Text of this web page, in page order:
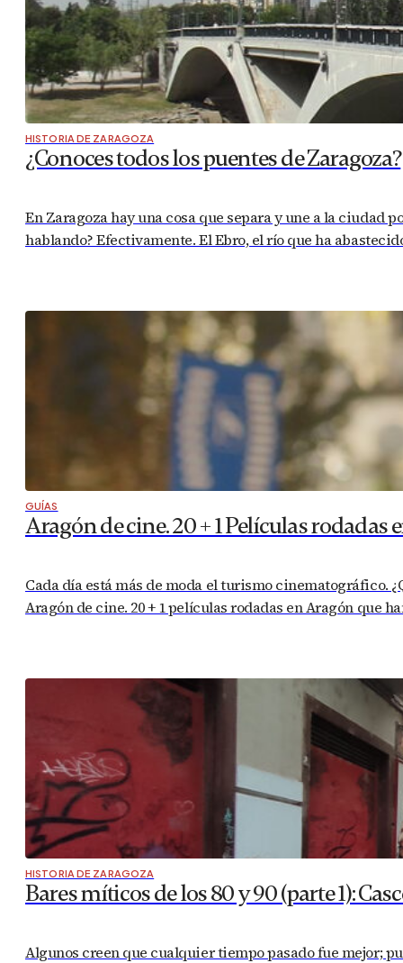
HISTORIA DE ZARAGOZA
¿Conoces todos los puentes de Zaragoza?
En Zaragoza hay una cosa que separa y une a la ciudad
hablando? Efectivamente. El Ebro, el río que ha
GUÍAS
Aragón de cine. 20 + 1 Películas rodadas
Cada día está más de moda el turismo cinematográfico.
Aragón de cine. 20 + 1 películas rodadas en Aragón que
HISTORIA DE ZARAGOZA
Bares míticos de los 80 y 90 (parte 1):
Algunos creen que cualquier tiempo pasado fue mejor;